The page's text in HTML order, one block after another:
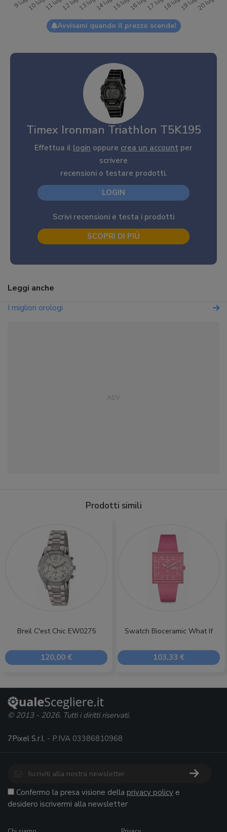
Avvisami quando il prezzo scende!
Timex Ironman Triathlon T5K195
Effettua il login oppure crea un account per
scrivere
recensioni o testare prodotti.
LOGIN
Scrivi recensioni e testa i prodotti
SCOPRI DI PIÙ
Leggi anche
I migliori orologi
Prodotti simili
Breil C'est Chic EW0275
120,00 €
Swatch Bioceramic What If
103,33 €
© 2013 - 2026. Tutti i diritti riservati.
7Pixel S.r.l. - P.IVA 03386810968
Confermo la presa visione della privacy policy e
desidero iscrivermi alla newsletter